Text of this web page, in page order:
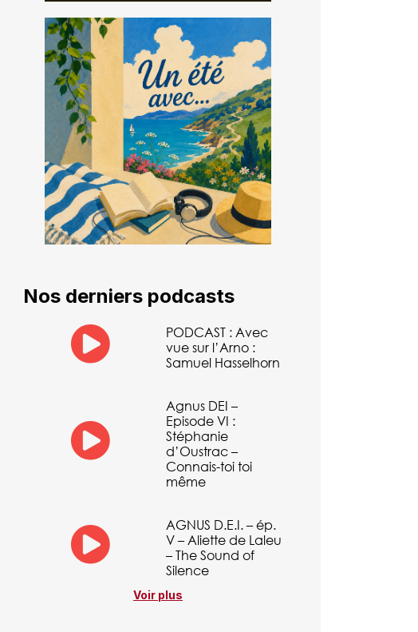
Nos derniers podcasts
PODCAST : Avec
vue sur l’Arno :
Samuel Hasselhorn
Agnus DEI –
Episode VI :
Stéphanie
d’Oustrac –
Connais-toi toi
même
AGNUS D.E.I. – ép.
V – Aliette de Laleu
– The Sound of
Silence
Voir plus